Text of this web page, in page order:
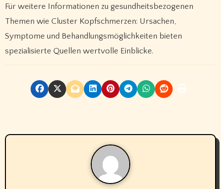
Für weitere Informationen zu gesundheitsbezogenen
Themen wie Cluster Kopfschmerzen: Ursachen,
Symptome und Behandlungsmöglichkeiten bieten
spezialisierte Quellen wertvolle Einblicke.